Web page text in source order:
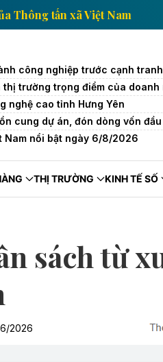
tế của Thông tấn xã Việt
công nghiệp trước cạnh
trường trọng điểm của doanh
nghệ cao tỉnh Hưng Yên
cung dự án, đón dòng vốn
Nam nổi bật ngày 6/8/2026
THỊ TRƯỜNG KINH TẾ SỐ
sách từ
2026